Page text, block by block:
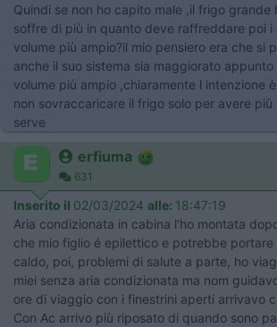
Quindi se non ho capito male ,il frigo grande
soffre di più in quanto deve raffreddare poi i
volume più ampio?il mio pensiero era che si
anche il suo sistema sia maggiorato
volume più ampio ,chiaramente l intenzione
non sovraccaricare il frigo solo per avere
serve
erfiuma
631
Inserito il 02/03/2024 alle: 18:47:19
Aria condizionata in cabina l'ho montata
che mio figlio é epilettico e potrebbe
caldo, poi, problemi di salute a parte, ho
miei senza aria condizionata ma nom
ore di viaggio con i finestrini aperti arrivavo
Con Ac arrivo più riposato di quando sono